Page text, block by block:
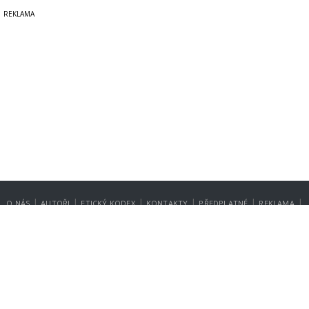
O NÁS | AUTOŘI | ETICKÝ KODEX | KONTAKTY | PŘEDPLATNÉ | REKLAMA |